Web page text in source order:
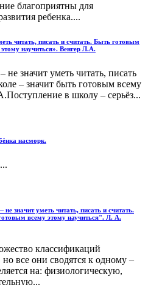
благоприятны для
ребенка....
читать, писать и считать. Быть готовым
научиться». Венгер Л.А.
значит уметь читать, писать
– значит быть готовым всему
в школу – серьёз...
насморк.
значит уметь читать, писать и считать.
всему этому научиться". Л. А.
классификаций
все они сводятся к одному –
на: физиологическую,